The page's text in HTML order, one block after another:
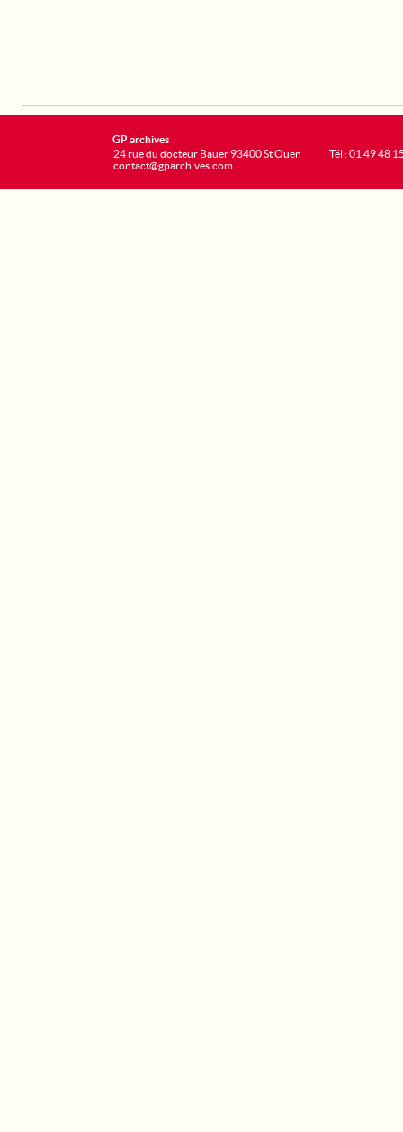
GP archives
24 rue du docteur Bauer 93400 St Ouen
contact@gparchives.com
Tél : 01 49 48